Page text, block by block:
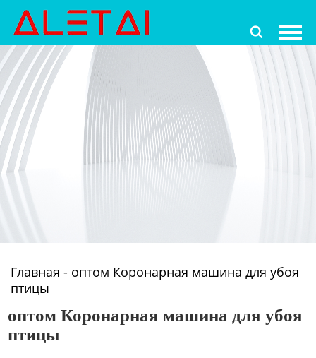

Главная
Продукция
Новости
О Hас
Контакты
Главная - оптом Коронарная машина для убоя
птицы
оптом Коронарная машина для убоя
птицы